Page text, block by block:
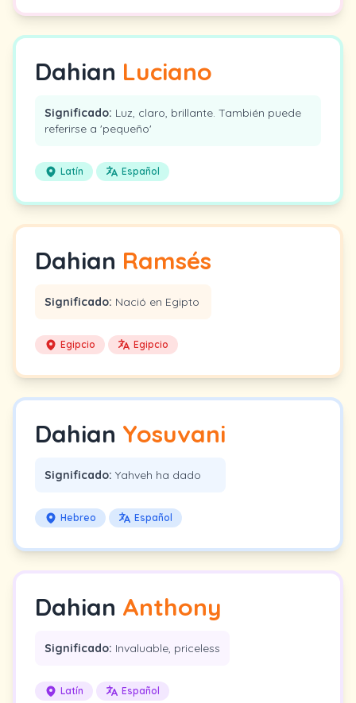
Dahian Luciano
Significado: Luz, claro, brillante. También puede
referirse a 'pequeño'
Latín Español
Dahian Ramsés
Significado: Nació en Egipto
Egipcio Egipcio
Dahian Yosuvani
Significado: Yahveh ha dado
Hebreo Español
Dahian Anthony
Significado: Invaluable, priceless
Latín Español